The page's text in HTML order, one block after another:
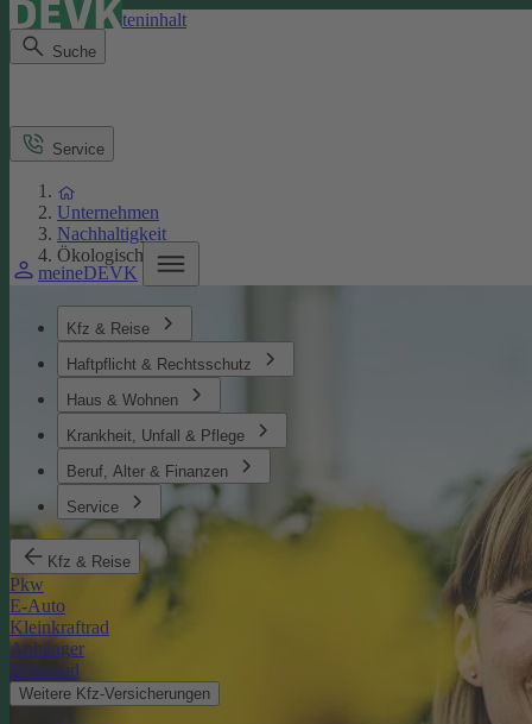
Direkt zum Seiteninhalt
Suche
meineDEVK
Kfz & Reise
Haftpflicht & Rechtsschutz
Haus & Wohnen
Krankheit, Unfall & Pflege
Beruf, Alter & Finanzen
Service
Kfz & Reise
Pkw
E-Auto
Kleinkraftrad
Anhänger
Motorrad
Weitere Kfz-Versicherungen
Service
Unternehmen
Nachhaltigkeit
Ökologisches